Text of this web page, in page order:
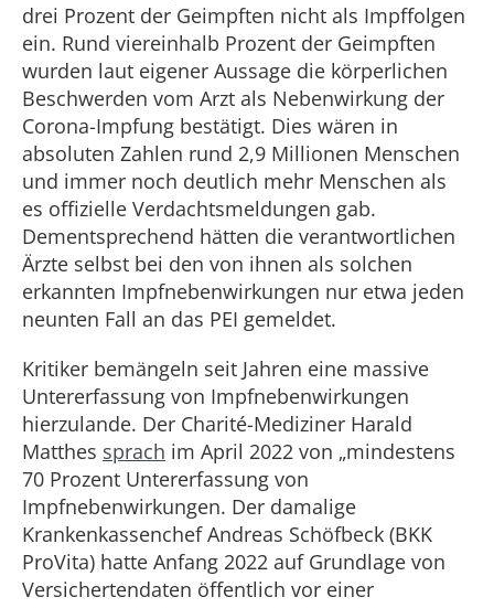
drei Prozent der Geimpften nicht als Impffolgen
ein. Rund viereinhalb Prozent der Geimpften
wurden laut eigener Aussage die körperlichen
Beschwerden vom Arzt als Nebenwirkung der
Corona-Impfung bestätigt. Dies wären in
absoluten Zahlen rund 2,9 Millionen Menschen
und immer noch deutlich mehr Menschen als
es offizielle Verdachtsmeldungen gab.
Dementsprechend hätten die verantwortlichen
Ärzte selbst bei den von ihnen als solchen
erkannten Impfnebenwirkungen nur etwa jeden
neunten Fall an das PEI gemeldet.
Kritiker bemängeln seit Jahren eine massive
Untererfassung von Impfnebenwirkungen
hierzulande. Der Charité-Mediziner Harald
Matthes sprach im April 2022 von „mindestens
70 Prozent Untererfassung von
Impfnebenwirkungen. Der damalige
Krankenkassenchef Andreas Schöfbeck (BKK
ProVita) hatte Anfang 2022 auf Grundlage von
Versichertendaten öffentlich vor einer